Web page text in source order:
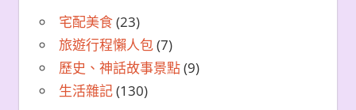
宅配美食(23)
旅遊行程懶人包(7)
歷史、神話故事景點(9)
生活雜記(130)